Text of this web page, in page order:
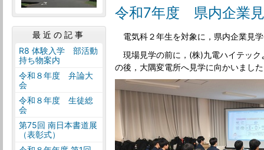
令和7年度 県内企業
電気科２年生を対象に，県内企業見
現場見学の前に，(株)九電ハイテッ
の後，大隅変電所へ見学に向かいまし
最近の記事
R8 体験入学 部活動
持ち物案内
令和８年度 弁論大
会
令和８年度 生徒総
会
第75回 南日本書道展
（表彰式）